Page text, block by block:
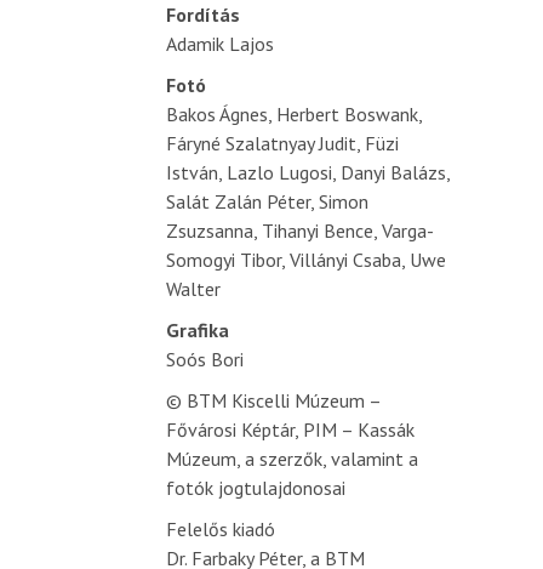
Fordítás
Adamik Lajos
Fotó
Bakos Ágnes, Herbert Boswank,
Fáryné Szalatnyay Judit, Füzi
István, Lazlo Lugosi, Danyi Balázs,
Salát Zalán Péter, Simon
Zsuzsanna, Tihanyi Bence, Varga-
Somogyi Tibor, Villányi Csaba, Uwe
Walter
Grafika
Soós Bori
© BTM Kiscelli Múzeum –
Fővárosi Képtár, PIM – Kassák
Múzeum, a szerzők, valamint a
fotók jogtulajdonosai
Felelős kiadó
Dr. Farbaky Péter, a BTM